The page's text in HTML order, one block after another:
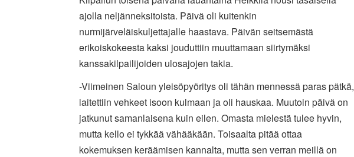
ajolla neljänneksitoista. Päivä oli kuitenkin
nurmijärveläiskuljettajalle haastava. Päivän seitsemästä
erikoiskokeesta kaksi jouduttiin muuttamaan siirtymäksi
kanssakilpailijoiden ulosajojen takia.
-Viimeinen Saloun yleisöpyöritys oli tähän mennessä paras pätkä,
laitettiin vehkeet isoon kulmaan ja oli hauskaa. Muutoin päivä on
jatkunut samanlaisena kuin eilen. Omasta mielestä tulee hyvin,
mutta kello ei tykkää vähääkään. Toisaalta pitää ottaa
kokemuksen keräämisen kannalta, mutta sen verran meillä on